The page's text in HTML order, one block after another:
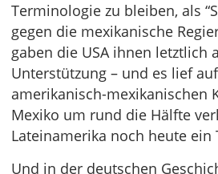
Terminologie zu bleiben, als
gegen die mexikanische
gaben die USA ihnen letztlich
Unterstützung – und es lief
amerikanisch-mexikanischen
Mexiko um rund die Hälfte
Lateinamerika noch heute ein
Und in der deutschen